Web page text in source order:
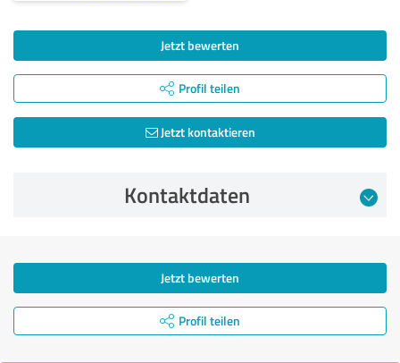
Jetzt bewerten
Profil teilen
Jetzt kontaktieren
Kontaktdaten
Jetzt bewerten
Profil teilen